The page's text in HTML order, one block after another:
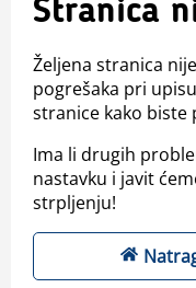
Stranica
Željena stranica
pogrešaka pri
stranice kako
Ima li drugih
nastavku i javit
strpljenju!